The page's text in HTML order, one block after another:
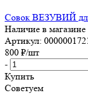
Совок ВЕЗУВИЙ
Наличие в магазине
Артикул:
800 ₽/шт
-
Купить
Советуем